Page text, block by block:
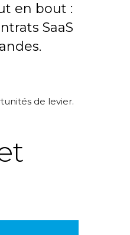
en bout :
SaaS
de levier.